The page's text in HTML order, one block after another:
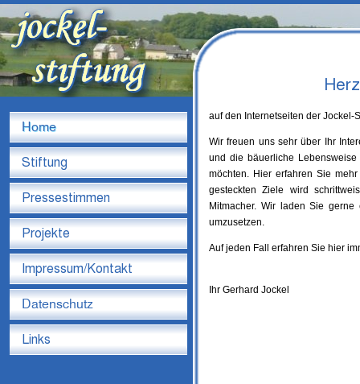
auf den Internetseiten der Jockel-
Wir freuen uns sehr über Ihr
und die bäuerliche
möchten. Hier erfahren Sie
gesteckten Ziele wird
Mitmacher. Wir laden Sie
umzusetzen.
Auf jeden Fall erfahren Sie hier
Ihr Gerhard Jockel